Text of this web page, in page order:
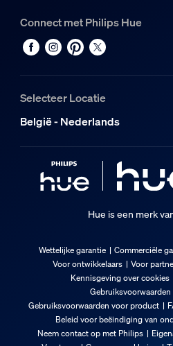
EAN/UPC - product
8720169363885
0,21 kg
Hoogte
210 mm
Lengte
Materiaalnummer (12NC)
929003856201
Connect met Philips Hue
Selecteer Locatie
België - Nederlands
Hue is een merk
Wettelijke garantie Commerciële
Voor ontwikkelaars
Voor
Kennisgeving over cookies
Gebruiksvoorwaarden voor product
Beleid voor beëindiging van
Neem contact op met Philips